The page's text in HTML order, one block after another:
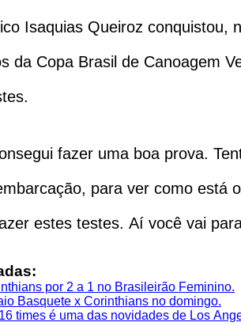
Isaquias Queiroz conquistou,
da Copa Brasil de Canoagem
fazer uma boa prova.
para ver como está
estes testes. Aí você vai
por 2 a 1 no Brasileirão Feminino.
Basquete x Corinthians no domingo.
times é uma das novidades de Los